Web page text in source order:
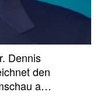
Dennis
den
a…